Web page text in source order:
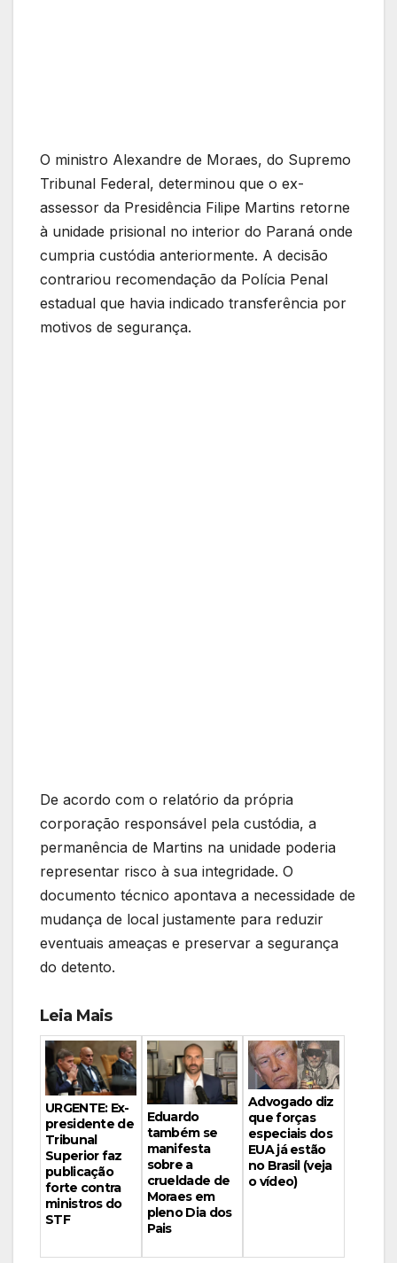
O ministro Alexandre de Moraes, do Supremo
Tribunal Federal, determinou que o ex-
assessor da Presidência Filipe Martins retorne
à unidade prisional no interior do Paraná onde
cumpria custódia anteriormente. A decisão
contrariou recomendação da Polícia Penal
estadual que havia indicado transferência por
motivos de segurança.
De acordo com o relatório da própria
corporação responsável pela custódia, a
permanência de Martins na unidade poderia
representar risco à sua integridade. O
documento técnico apontava a necessidade de
mudança de local justamente para reduzir
eventuais ameaças e preservar a segurança
do detento.
Leia Mais
URGENTE: Ex-
presidente de
Tribunal
Superior faz
publicação
forte contra
ministros do
STF
Eduardo
também se
manifesta
sobre a
crueldade de
Moraes em
pleno Dia dos
Pais
Advogado diz
que forças
especiais dos
EUA já estão
no Brasil (veja
o vídeo)